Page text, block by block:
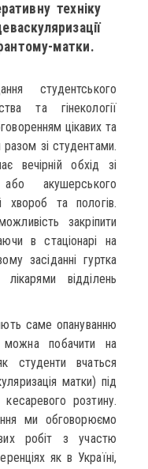
техніку
матки.
студентського
та гінекології
цікавих та
разом зі студентами.
вечірній обхід зі
або акушерського
хвороб та пологів.
закріпити
в стаціонарі на
засіданні гуртка
відділень
саме опануванню
можна побачити на
студенти вчаться
матки) під
розтину.
ми обговорюємо
робіт з участю
як в Україні,